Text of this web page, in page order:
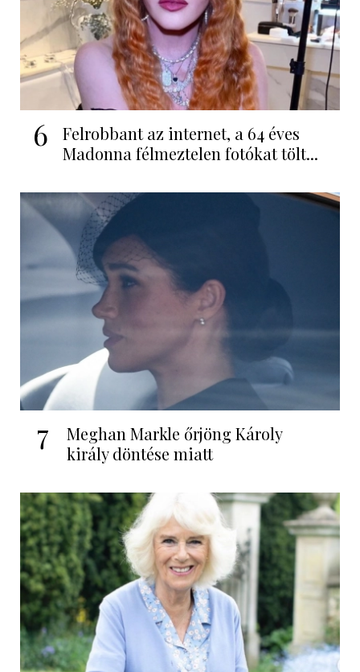
6
Felrobbant az internet, a 64 éves
Madonna félmeztelen fotókat tölt...
7
Meghan Markle őrjöng Károly
király döntése miatt